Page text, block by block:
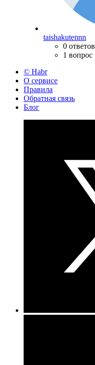
taishakutennn
0 ответов
1 вопрос
© Habr
О сервисе
Правила
Обратная связь
Блог